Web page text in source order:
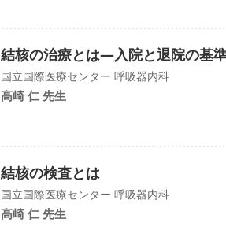
結核の治療とは―入院と退院の基
国立国際医療センター 呼吸器内科
高崎 仁 先生
結核の検査とは
国立国際医療センター 呼吸器内科
高崎 仁 先生